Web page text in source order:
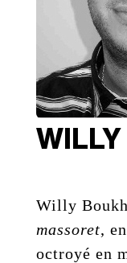
Willy
massoret,
octroyé en